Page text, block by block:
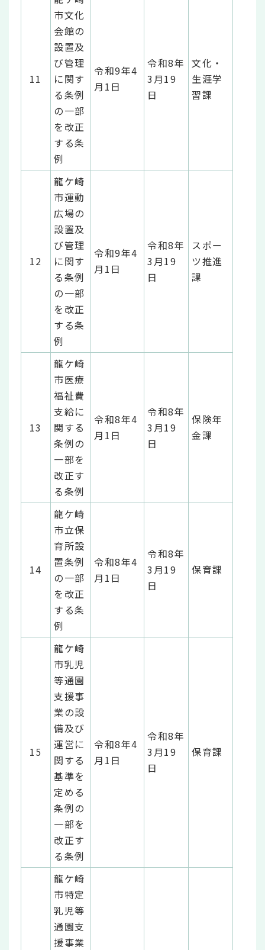
11
市文化
会館の
設置及
び管理
に関す
る条例
の一部
を改正
する条
例
令和9年4
月1日
令和8年
3月19
日
文化・
生涯学
習課
12
龍ケ崎
市運動
広場の
設置及
び管理
に関す
る条例
の一部
を改正
する条
例
令和9年4
月1日
令和8年
3月19
日
スポー
ツ推進
課
13
龍ケ崎
市医療
福祉費
支給に
関する
条例の
一部を
改正す
る条例
令和8年4
月1日
令和8年
3月19
日
保険年
金課
14
龍ケ崎
市立保
育所設
置条例
の一部
を改正
する条
例
令和8年4
月1日
令和8年
3月19
日
保育課
15
龍ケ崎
市乳児
等通園
支援事
業の設
備及び
運営に
関する
基準を
定める
条例の
一部を
改正す
る条例
令和8年4
月1日
令和8年
3月19
日
保育課
龍ケ崎
市特定
乳児等
通園支
援事業